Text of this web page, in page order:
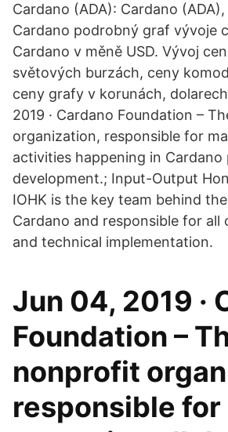
Cardano (ADA): Cardano
Cardano podrobný graf vývoje
Cardano v měně USD. Vývoj
světových burzách, ceny
ceny grafy v korunách,
2019 · Cardano Foundation –
organization, responsible for
activities happening in Cardano
development.; Input-Output
IOHK is the key team behind
Cardano and responsible for all
and technical implementation.
Jun 04, 2019 ·
Foundation –
nonprofit
responsible for